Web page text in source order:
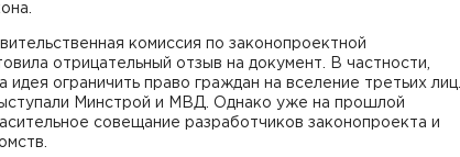
комиссия по законопроектной
отрицательный отзыв на документ. В частности,
идея ограничить право граждан на вселение третьих лиц.
Минстрой и МВД. Однако уже на прошлой
совещание разработчиков законопроекта и